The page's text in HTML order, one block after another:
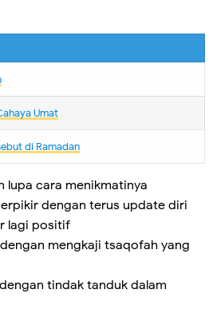
Umat
di Ramadan
lupa cara menikmatinya
dengan terus update diri
lagi positif
mengkaji tsaqofah yang
tindak tanduk dalam